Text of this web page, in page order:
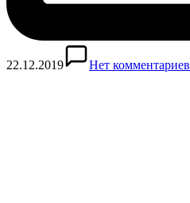
22.12.2019 Нет комментариев